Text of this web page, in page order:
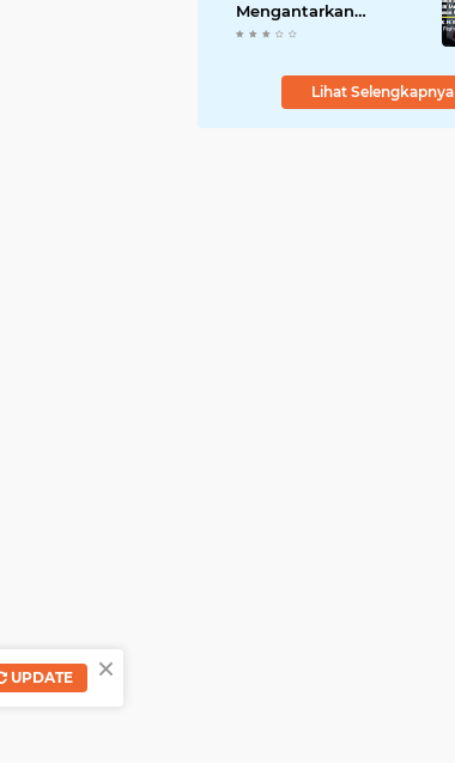
Mengantarkan
Makanan dan
Pelanggan?
Lihat Selengkapnya
×
UPDATE